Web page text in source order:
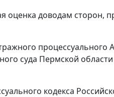
оценка доводам сторон,
процессуального
суда Пермской
кодекса